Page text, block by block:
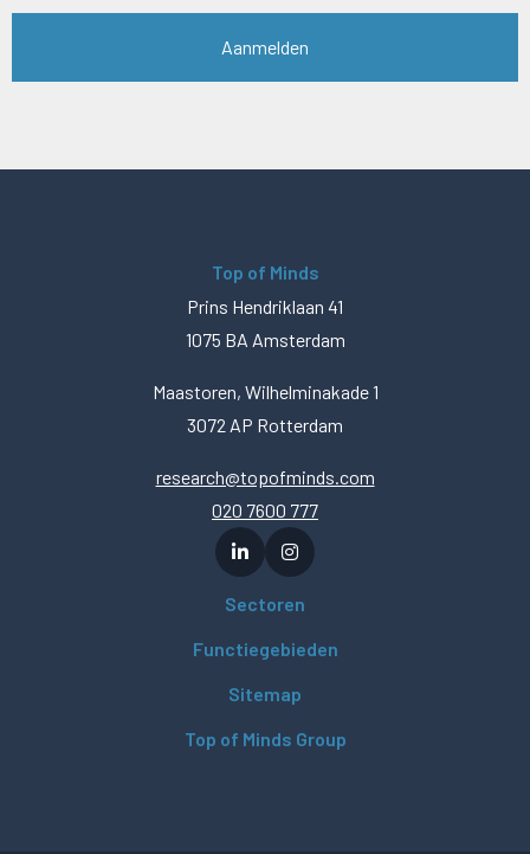
Top of Minds
Prins Hendriklaan 41
1075 BA Amsterdam
Maastoren, Wilhelminakade 1
3072 AP Rotterdam
research@topofminds.com
020 7600 777
Sectoren
Functiegebieden
Sitemap
Top of Minds Group